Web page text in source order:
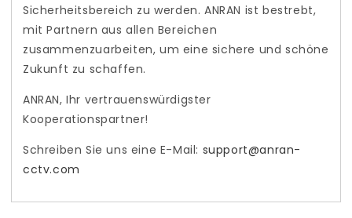
Sicherheitsbereich zu werden. ANRAN ist bestrebt,
mit Partnern aus allen Bereichen
zusammenzuarbeiten, um eine sichere und schöne
Zukunft zu schaffen.
ANRAN, Ihr vertrauenswürdigster
Kooperationspartner!
Schreiben Sie uns eine E-Mail: support@anran-
cctv.com